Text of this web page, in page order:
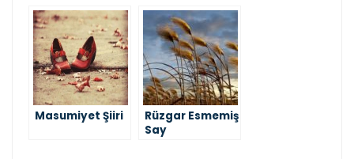
Masumiyet Şiiri
Rüzgar Esmemiş
Say